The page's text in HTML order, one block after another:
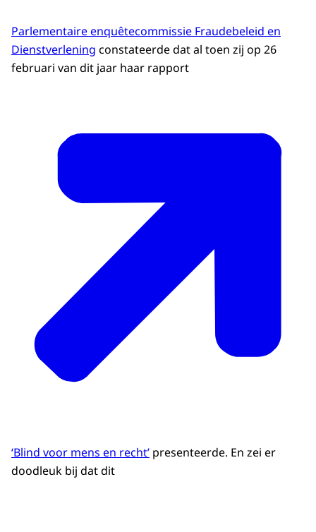
Parlementaire enquêtecommissie Fraudebeleid en
Dienstverlening constateerde dat al toen zij op 26
februari van dit jaar haar rapport
‘Blind voor mens en recht’ presenteerde. En zei er
doodleuk bij dat dit